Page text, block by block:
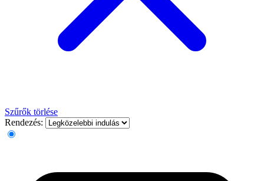
Szűrők törlése
Rendezés: